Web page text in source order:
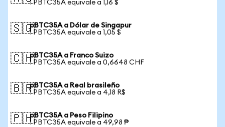
1 PBTC35A equivale a 1,16 $
🇸🇬pBTC35A a Dólar de Singapur
1 PBTC35A equivale a 1,05 $
🇨🇭pBTC35A a Franco Suizo
1 PBTC35A equivale a 0,6648 CHF
🇧🇷pBTC35A a Real brasileño
1 PBTC35A equivale a 4,18 R$
🇵🇭pBTC35A a Peso Filipino
1 PBTC35A equivale a 49,98 ₱